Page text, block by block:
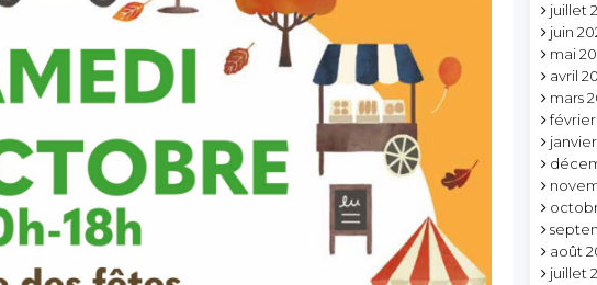
juillet
juin
mai
avril
mars
février
août
juillet